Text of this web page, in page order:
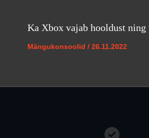
Ka Xbox vajab hooldust ning
Mängukonsoolid / 26.11.2022